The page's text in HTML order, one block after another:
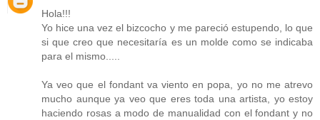
Hola!!!
Yo hice una vez el bizcocho y me pareció estupendo, lo que
si que creo que necesitaría es un molde como se indicaba
para el mismo.....
Ya veo que el fondant va viento en popa, yo no me atrevo
mucho aunque ya veo que eres toda una artista, yo estoy
haciendo rosas a modo de manualidad con el fondant y no